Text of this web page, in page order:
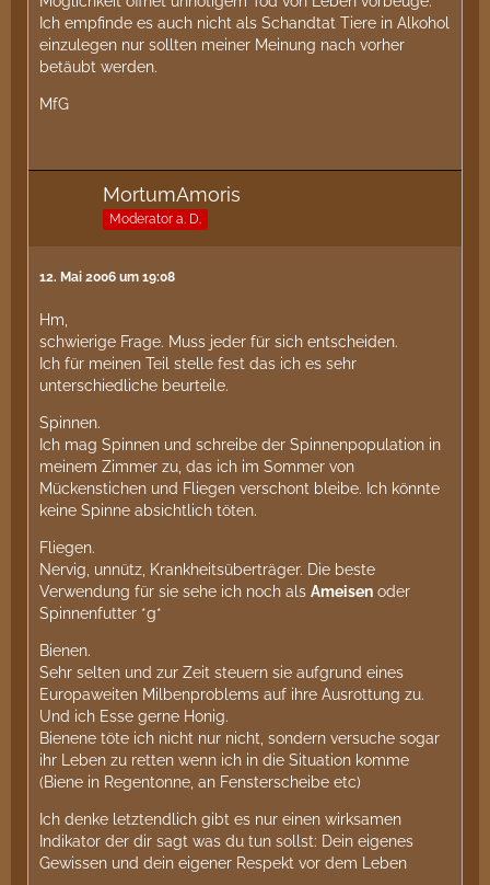
Ich empfinde es auch nicht als Schandtat Tiere in Alkohol
einzulegen nur sollten meiner Meinung nach vorher
betäubt werden.
MfG
MortumAmoris
Moderator a. D.
12. Mai 2006 um 19:08
Hm,
schwierige Frage. Muss jeder für sich entscheiden.
Ich für meinen Teil stelle fest das ich es sehr
unterschiedliche beurteile.
Spinnen.
Ich mag Spinnen und schreibe der Spinnenpopulation in
meinem Zimmer zu, das ich im Sommer von
Mückenstichen und Fliegen verschont bleibe. Ich könnte
keine Spinne absichtlich töten.
Fliegen.
Nervig, unnütz, Krankheitsüberträger. Die beste
Verwendung für sie sehe ich noch als Ameisen oder
Spinnenfutter *g*
Bienen.
Sehr selten und zur Zeit steuern sie aufgrund eines
Europaweiten Milbenproblems auf ihre Ausrottung zu.
Und ich Esse gerne Honig.
Bienene töte ich nicht nur nicht, sondern versuche sogar
ihr Leben zu retten wenn ich in die Situation komme
(Biene in Regentonne, an Fensterscheibe etc)
Ich denke letztendlich gibt es nur einen wirksamen
Indikator der dir sagt was du tun sollst: Dein eigenes
Gewissen und dein eigener Respekt vor dem Leben